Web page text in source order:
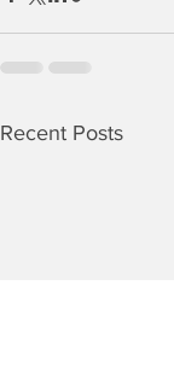
Recent Posts